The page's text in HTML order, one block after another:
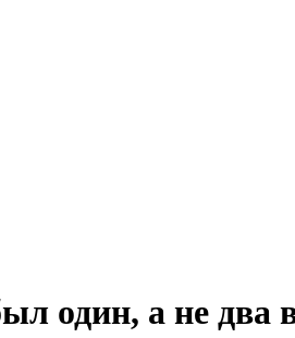
один, а не два